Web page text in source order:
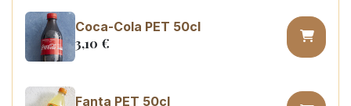
Coca-Cola PET 50cl
3,10 €
Fanta PET 50cl